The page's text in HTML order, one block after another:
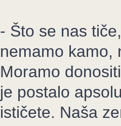
- Što se nas
nemamo kamo,
Moramo
je postalo
ističete. Naša